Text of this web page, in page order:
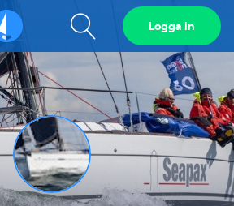
Visa
sökfält
Logga in